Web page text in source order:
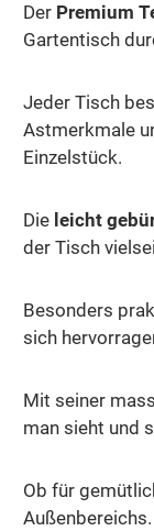
Der Premium
Gartentisch
Jeder Tisch
Astmerkmale
Einzelstück.
Die leicht
der Tisch
Besonders
sich
Mit seiner
man sieht und
Ob für
Außenbereichs.